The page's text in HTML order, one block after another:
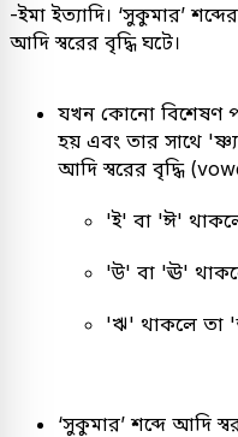
-ইমা ইত্যাদি। ‘সুকুমার’
আদি স্বরের বৃদ্ধি ঘটে।
যখন কোনো বিশেষণ
হয় এবং তার সাথে
আদি স্বরের বৃদ্ধি
'ই' বা 'ঈ'
'উ' বা 'ঊ'
'ঋ' থাকলে তা
‘সুকুমার’ শব্দে আদি